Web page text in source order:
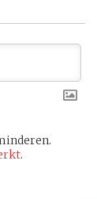
.